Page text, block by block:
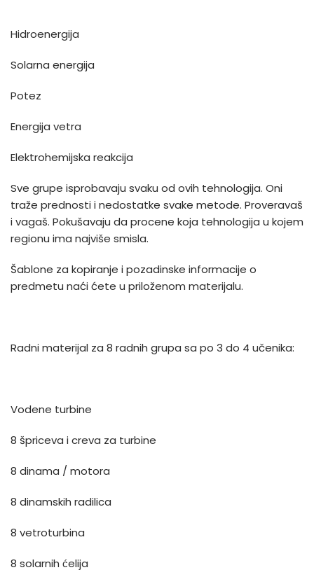
Hidroenergija
Solarna energija
Potez
Energija vetra
Elektrohemijska reakcija
Sve grupe isprobavaju svaku od ovih tehnologija. Oni
traže prednosti i nedostatke svake metode. Proveravaš
i vagaš. Pokušavaju da procene koja tehnologija u kojem
regionu ima najviše smisla.
Šablone za kopiranje i pozadinske informacije o
predmetu naći ćete u priloženom materijalu.
Radni materijal za 8 radnih grupa sa po 3 do 4 učenika:
Vodene turbine
8 špriceva i creva za turbine
8 dinama / motora
8 dinamskih radilica
8 vetroturbina
8 solarnih ćelija